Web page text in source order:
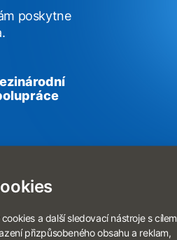
a další sledovací nástroje s cílem
přizpůsobeného obsahu a reklam,
poskytne